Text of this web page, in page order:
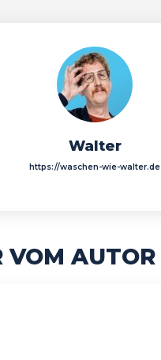
Walter
https://waschen-wie-walter.de
VOM AUTOR